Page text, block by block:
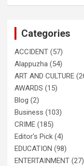
Categories
ACCIDENT (57)
Alappuzha (54)
ART AND CULTURE
AWARDS (15)
Blog (2)
Business (103)
CRIME (185)
Editor's Pick (4)
EDUCATION (98)
ENTERTAINMENT (27)